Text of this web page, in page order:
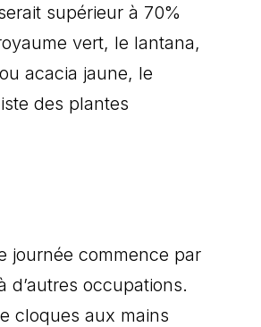
supérieur à 70%
vert, le lantana,
acacia jaune, le
des plantes
journée commence par
occupations.
cloques aux mains